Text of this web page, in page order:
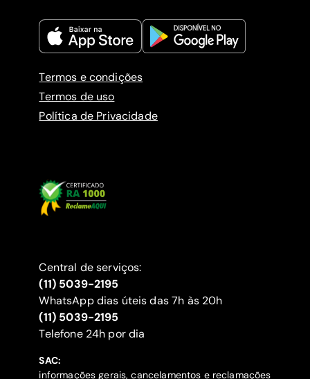
Termos e condições
Termos de uso
Política de Privacidade
Central de serviços:
(11) 5039-2195
WhatsApp dias úteis das 7h às 20h
(11) 5039-2195
‍Telefone 24h por dia
SAC:
informações gerais, cancelamentos e reclamações